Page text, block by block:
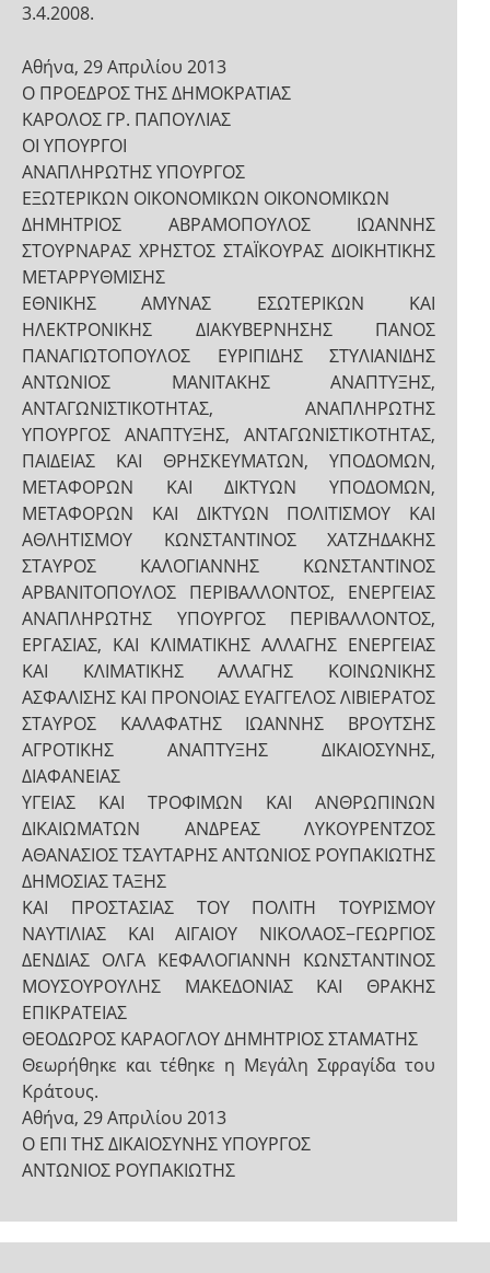
3.4.2008.
Αθήνα, 29 Απριλίου 2013
Ο ΠΡΟΕΔΡΟΣ ΤΗΣ ΔΗΜΟΚΡΑΤΙΑΣ
ΚΑΡΟΛΟΣ ΓΡ. ΠΑΠΟΥΛΙΑΣ
ΟΙ ΥΠΟΥΡΓΟΙ
ΑΝΑΠΛΗΡΩΤΗΣ ΥΠΟΥΡΓΟΣ
ΕΞΩΤΕΡΙΚΩΝ ΟΙΚΟΝΟΜΙΚΩΝ ΟΙΚΟΝΟΜΙΚΩΝ
ΔΗΜΗΤΡΙΟΣ ΑΒΡΑΜΟΠΟΥΛΟΣ ΙΩΑΝΝΗΣ
ΣΤΟΥΡΝΑΡΑΣ ΧΡΗΣΤΟΣ ΣΤΑΪΚΟΥΡΑΣ ΔΙΟΙΚΗΤΙΚΗΣ
ΜΕΤΑΡΡΥΘΜΙΣΗΣ
ΕΘΝΙΚΗΣ ΑΜΥΝΑΣ ΕΣΩΤΕΡΙΚΩΝ ΚΑΙ
ΗΛΕΚΤΡΟΝΙΚΗΣ ΔΙΑΚΥΒΕΡΝΗΣΗΣ ΠΑΝΟΣ
ΠΑΝΑΓΙΩΤΟΠΟΥΛΟΣ ΕΥΡΙΠΙΔΗΣ ΣΤΥΛΙΑΝΙΔΗΣ
ΑΝΤΩΝΙΟΣ ΜΑΝΙΤΑΚΗΣ ΑΝΑΠΤΥΞΗΣ,
ΑΝΤΑΓΩΝΙΣΤΙΚΟΤΗΤΑΣ, ΑΝΑΠΛΗΡΩΤΗΣ
ΥΠΟΥΡΓΟΣ ΑΝΑΠΤΥΞΗΣ, ΑΝΤΑΓΩΝΙΣΤΙΚΟΤΗΤΑΣ,
ΠΑΙΔΕΙΑΣ ΚΑΙ ΘΡΗΣΚΕΥΜΑΤΩΝ, ΥΠΟΔΟΜΩΝ,
ΜΕΤΑΦΟΡΩΝ ΚΑΙ ΔΙΚΤΥΩΝ ΥΠΟΔΟΜΩΝ,
ΜΕΤΑΦΟΡΩΝ ΚΑΙ ΔΙΚΤΥΩΝ ΠΟΛΙΤΙΣΜΟΥ ΚΑΙ
ΑΘΛΗΤΙΣΜΟΥ ΚΩΝΣΤΑΝΤΙΝΟΣ ΧΑΤΖΗΔΑΚΗΣ
ΣΤΑΥΡΟΣ ΚΑΛΟΓΙΑΝΝΗΣ ΚΩΝΣΤΑΝΤΙΝΟΣ
ΑΡΒΑΝΙΤΟΠΟΥΛΟΣ ΠΕΡΙΒΑΛΛΟΝΤΟΣ, ΕΝΕΡΓΕΙΑΣ
ΑΝΑΠΛΗΡΩΤΗΣ ΥΠΟΥΡΓΟΣ ΠΕΡΙΒΑΛΛΟΝΤΟΣ,
ΕΡΓΑΣΙΑΣ, ΚΑΙ ΚΛΙΜΑΤΙΚΗΣ ΑΛΛΑΓΗΣ ΕΝΕΡΓΕΙΑΣ
ΚΑΙ ΚΛΙΜΑΤΙΚΗΣ ΑΛΛΑΓΗΣ ΚΟΙΝΩΝΙΚΗΣ
ΑΣΦΑΛΙΣΗΣ ΚΑΙ ΠΡΟΝΟΙΑΣ ΕΥΑΓΓΕΛΟΣ ΛΙΒΙΕΡΑΤΟΣ
ΣΤΑΥΡΟΣ ΚΑΛΑΦΑΤΗΣ ΙΩΑΝΝΗΣ ΒΡΟΥΤΣΗΣ
ΑΓΡΟΤΙΚΗΣ ΑΝΑΠΤΥΞΗΣ ΔΙΚΑΙΟΣΥΝΗΣ,
ΔΙΑΦΑΝΕΙΑΣ
ΥΓΕΙΑΣ ΚΑΙ ΤΡΟΦΙΜΩΝ ΚΑΙ ΑΝΘΡΩΠΙΝΩΝ
ΔΙΚΑΙΩΜΑΤΩΝ ΑΝΔΡΕΑΣ ΛΥΚΟΥΡΕΝΤΖΟΣ
ΑΘΑΝΑΣΙΟΣ ΤΣΑΥΤΑΡΗΣ ΑΝΤΩΝΙΟΣ ΡΟΥΠΑΚΙΩΤΗΣ
ΔΗΜΟΣΙΑΣ ΤΑΞΗΣ
ΚΑΙ ΠΡΟΣΤΑΣΙΑΣ ΤΟΥ ΠΟΛΙΤΗ ΤΟΥΡΙΣΜΟΥ
ΝΑΥΤΙΛΙΑΣ ΚΑΙ ΑΙΓΑΙΟΥ ΝΙΚΟΛΑΟΣ−ΓΕΩΡΓΙΟΣ
ΔΕΝΔΙΑΣ ΟΛΓΑ ΚΕΦΑΛΟΓΙΑΝΝΗ ΚΩΝΣΤΑΝΤΙΝΟΣ
ΜΟΥΣΟΥΡΟΥΛΗΣ ΜΑΚΕΔΟΝΙΑΣ ΚΑΙ ΘΡΑΚΗΣ
ΕΠΙΚΡΑΤΕΙΑΣ
ΘΕΟΔΩΡΟΣ ΚΑΡΑΟΓΛΟΥ ΔΗΜΗΤΡΙΟΣ ΣΤΑΜΑΤΗΣ
Θεωρήθηκε και τέθηκε η Μεγάλη Σφραγίδα του
Κράτους.
Αθήνα, 29 Απριλίου 2013
Ο ΕΠΙ ΤΗΣ ΔΙΚΑΙΟΣΥΝΗΣ ΥΠΟΥΡΓΟΣ
ΑΝΤΩΝΙΟΣ ΡΟΥΠΑΚΙΩΤΗΣ